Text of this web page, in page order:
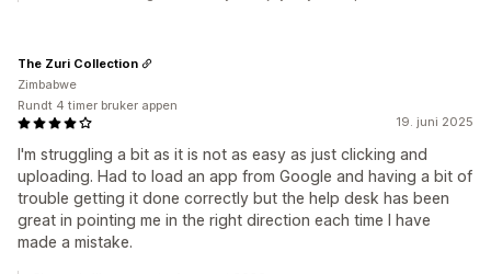
19. juni 2025
I'm struggling a bit as it is not as easy as just clicking and
uploading. Had to load an app from Google and having a bit of
trouble getting it done correctly but the help desk has been
great in pointing me in the right direction each time I have
made a mistake.
The Zuri Collection
Zimbabwe
Rundt 4 timer bruker appen